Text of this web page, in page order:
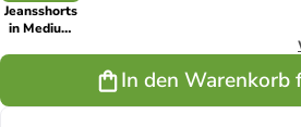
Jeansshorts
in Medium
In den Warenkorb